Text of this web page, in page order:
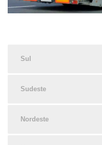
Sul
Sudeste
Nordeste